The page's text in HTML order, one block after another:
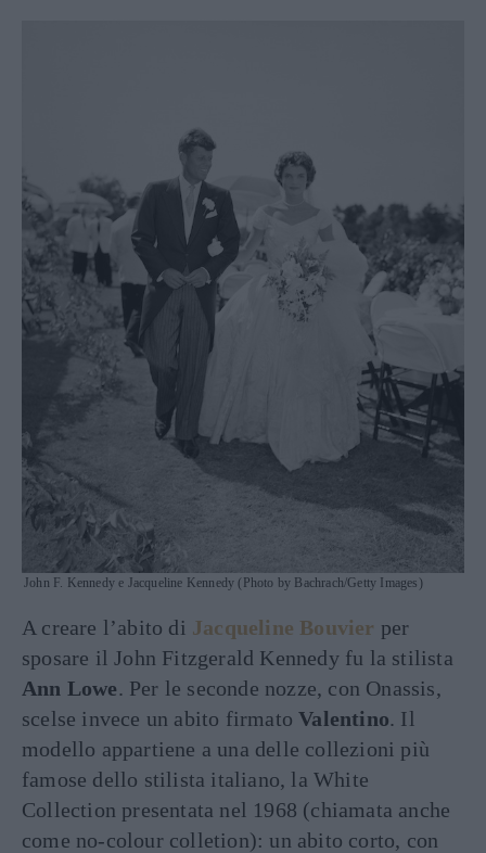
John F. Kennedy e Jacqueline Kennedy (Photo by Bachrach/Getty Images)
A creare l’abito di Jacqueline Bouvier per
sposare il John Fitzgerald Kennedy fu la stilista
Ann Lowe. Per le seconde nozze, con Onassis,
scelse invece un abito firmatoValentino. Il
modello appartiene a una delle collezioni più
famose dello stilista italiano, la White
Collection presentata nel 1968 (chiamata anche
come no-colour colletion): un abito corto, con